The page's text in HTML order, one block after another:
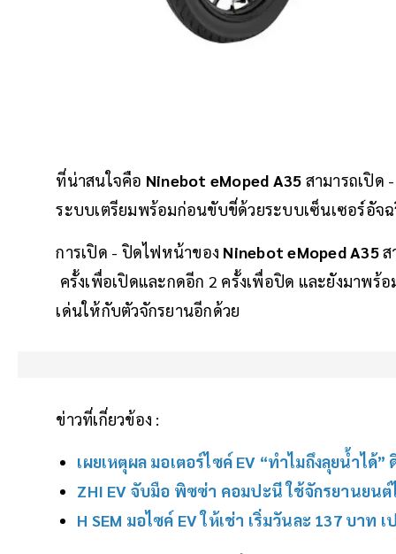
ที่น่าสนใจคือ Ninebot eMoped A35 สามารถเปิด
ระบบเตรียมพร้อมก่อนขับขี่ด้วยระบบเซ็นเซอร์อัจ
การเปิด - ปิดไฟหน้าของ Ninebot eMoped A35ส
ครั้งเพื่อเปิดและกดอีก 2 ครั้งเพื่อปิด และยังมาพ
เด่นให้กับตัวจักรยานอีกด้วย
ข่าวที่เกี่ยวข้อง :
เผยเหตุผล มอเตอร์ไซค์ EV “ทำไมถึงลุยน้ำได้
ZHI EV จับมือ พิซซ่า คอมปะนี ใช้จักรยานยน
H SEM มอไซค์ EV ให้เช่า เริ่มวันละ 137 บาท